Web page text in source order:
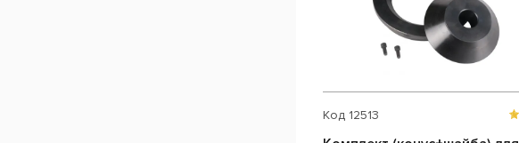
Код 12513